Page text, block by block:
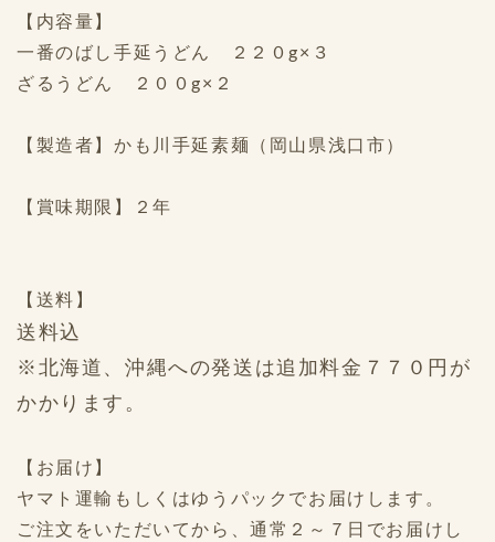
【内容量】
一番のばし手延うどん ２２０g×３
ざるうどん ２００g×２
【製造者】かも川手延素麺（岡山県浅口市）
【賞味期限】２年
【送料】
送料込
※北海道、沖縄への発送は追加料金７７０円が
かかります。
【お届け】
ヤマト運輸もしくはゆうパックでお届けします。
ご注文をいただいてから、通常２～７日でお届けし